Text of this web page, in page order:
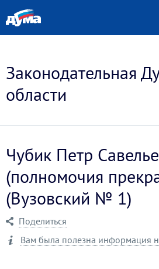
Законодательная
области
Чубик Петр
(полномочия
(Вузовский № 1)
Поделиться
Вам была полезна информация